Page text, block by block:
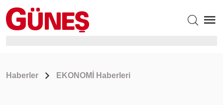
Haberler EKONOMİ Haberleri